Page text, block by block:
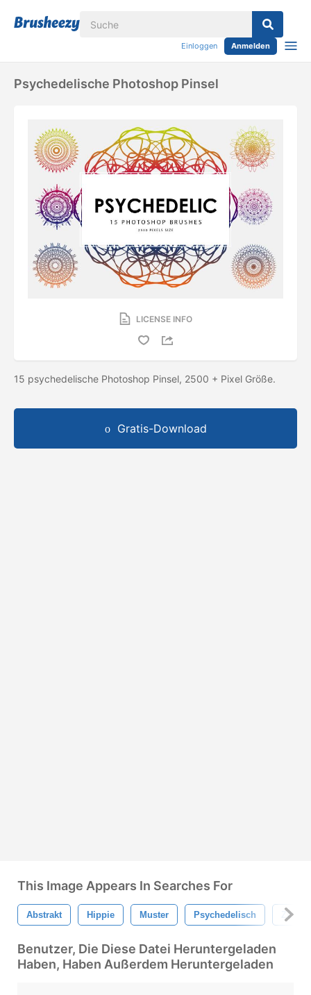
Einloggen Anmelden
Psychedelische Photoshop Pinsel
LICENSE INFO
15 psychedelische Photoshop Pinsel, 2500 + Pixel Größe.
Gratis-Download
This Image Appears In Searches For
Abstrakt Hippie Muster Psychedelisch
Benutzer, Die Diese Datei Heruntergeladen
Haben, Haben Außerdem Heruntergeladen